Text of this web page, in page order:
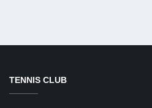
TENNIS CLUB